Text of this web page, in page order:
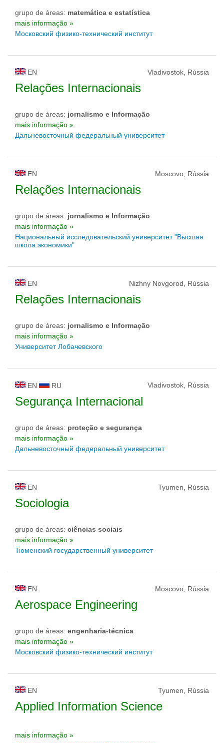
grupo de áreas: matemática e estatística
mais informação »
Московский физико-технический институт
EN Vladivostok, Rússia
Relações Internacionais
grupo de áreas: jornalismo e Informação
mais informação »
Дальневосточный федеральный университет
EN Moscovo, Rússia
Relações Internacionais
grupo de áreas: jornalismo e Informação
mais informação »
Национальный исследовательский университет "Высшая
школа экономики"
EN Nizhny Novgorod, Rússia
Relações Internacionais
grupo de áreas: jornalismo e Informação
mais informação »
Университет Лобачевского
EN RU Vladivostok, Rússia
Segurança Internacional
grupo de áreas: proteção e segurança
mais informação »
Дальневосточный федеральный университет
EN Tyumen, Rússia
Sociologia
grupo de áreas: ciências sociais
mais informação »
Тюменский государственный университет
EN Moscovo, Rússia
Aerospace Engineering
grupo de áreas: engenharia-técnica
mais informação »
Московский физико-технический институт
EN Tyumen, Rússia
Applied Information Science
mais informação »